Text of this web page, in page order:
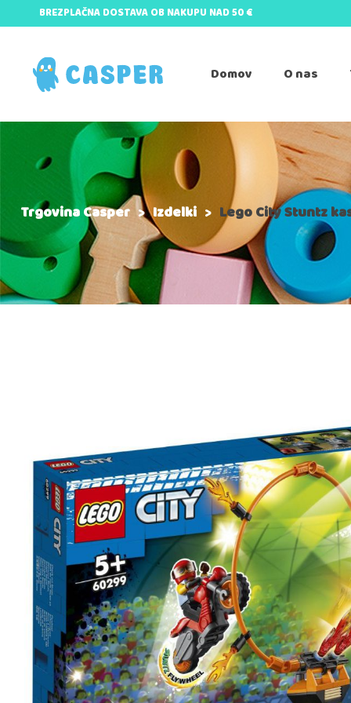
BREZPLAČNA DOSTAVA OB NAKUPU NAD 50 €
Domov O nas
Trgovina Casper >Izdelki > Lego City Stuntz